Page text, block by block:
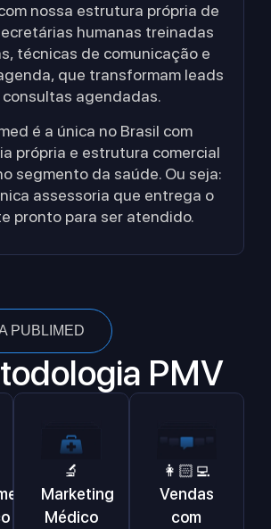
nossa estrutura própria de
humanas treinadas
técnicas de comunicação e
que transformam leads
consultas agendadas.
é a única no Brasil com
própria e estrutura comercial
segmento da saúde. Ou seja:
assessoria que entrega o
pronto para ser atendido.
PUBLIMED
PMV
🔬
Marketing
Médico
👩🏻‍💻
Vendas
com